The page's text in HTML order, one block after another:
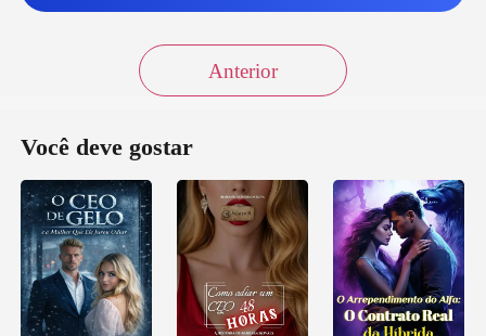
Anterior
Você deve gostar